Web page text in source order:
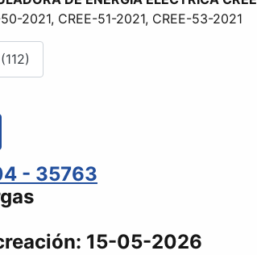
2021, CREE-51-2021, CREE-53-2021
- 35763
15-05-2026